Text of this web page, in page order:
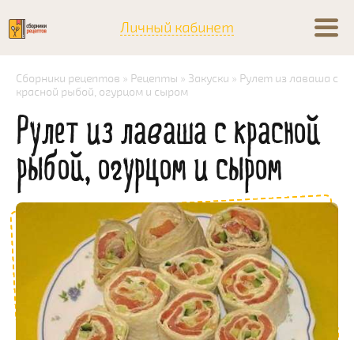
Личный кабинет
Сборники рецептов » Рецепты » Закуски » Рулет из лаваша с
красной рыбой, огурцом и сыром
Рулет из лаваша с красной
рыбой, огурцом и сыром